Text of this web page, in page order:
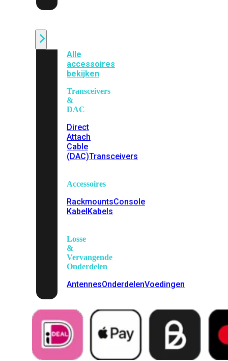
Alle
accessoires
bekijken
Transceivers
&
DAC
Direct
Attach
Cable
(DAC)Transceivers
Accessoires
RackmountsConsole
KabelKabels
Losse
&
Vervangende
Onderdelen
AntennesOnderdelenVoedingen